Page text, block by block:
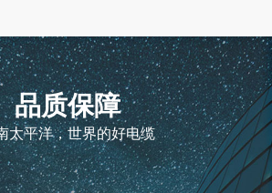
品质保障
太平洋，世界的好电缆